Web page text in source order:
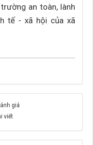
an toàn, lành
tế - xã hội của xã
giá
viết